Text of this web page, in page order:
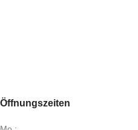
Öffnungszeiten